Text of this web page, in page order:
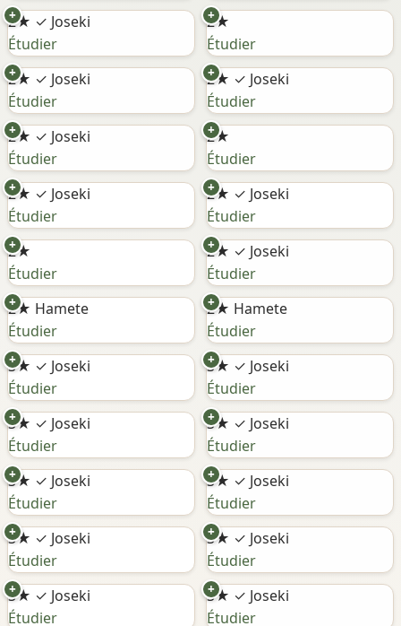
2★ ✓ Joseki
+
Étudier
2★
+
Étudier
2★ ✓ Joseki
+
Étudier
2★ ✓ Joseki
+
Étudier
2★ ✓ Joseki
+
Étudier
2★
+
Étudier
2★ ✓ Joseki
+
Étudier
2★ ✓ Joseki
+
Étudier
2★
+
Étudier
2★ ✓ Joseki
+
Étudier
2★ Hamete
+
Étudier
2★ Hamete
+
Étudier
3★ ✓ Joseki
+
Étudier
3★ ✓ Joseki
+
Étudier
3★ ✓ Joseki
+
Étudier
3★ ✓ Joseki
+
Étudier
3★ ✓ Joseki
+
Étudier
3★ ✓ Joseki
+
Étudier
3★ ✓ Joseki
+
Étudier
3★ ✓ Joseki
+
Étudier
3★ ✓ Joseki
+
Étudier
3★ ✓ Joseki
+
Étudier